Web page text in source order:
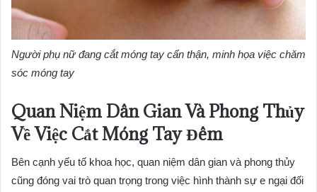
Người phụ nữ đang cắt móng tay cẩn thận, minh họa việc chăm
sóc móng tay
Quan Niệm Dân Gian Và Phong Thủy
Về Việc Cắt Móng Tay Đêm
Bên cạnh yếu tố khoa học, quan niệm dân gian và phong thủy
cũng đóng vai trò quan trọng trong việc hình thành sự e ngại đối